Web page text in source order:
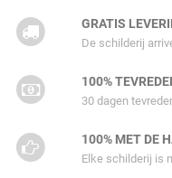
GRATIS
De schilderij
100%
30 dagen
100% MET DE
Elke schilderij is